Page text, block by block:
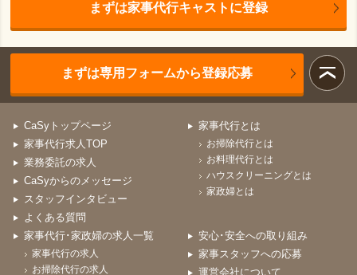
まずは家事代行キャストに登録
まずは専用フォームから登録応募
CaSyトップページ
家事代行求人TOP
業務委託の求人
CaSyからのメッセージ
スタッフインタビュー
よくある質問
家事代行とは
お掃除代行とは
お料理代行とは
ハウスクリーニングとは
家政婦とは
家事代行･家政婦の求人一覧
家事代行の求人
お掃除代行の求人
安心･安全への取り組み
家事スタッフへの応募
運営会社について